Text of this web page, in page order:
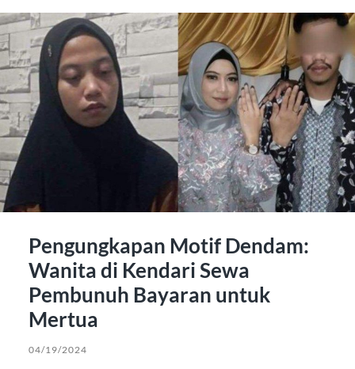
Pengungkapan Motif Dendam:
Wanita di Kendari Sewa
Pembunuh Bayaran untuk
Mertua
04/19/2024